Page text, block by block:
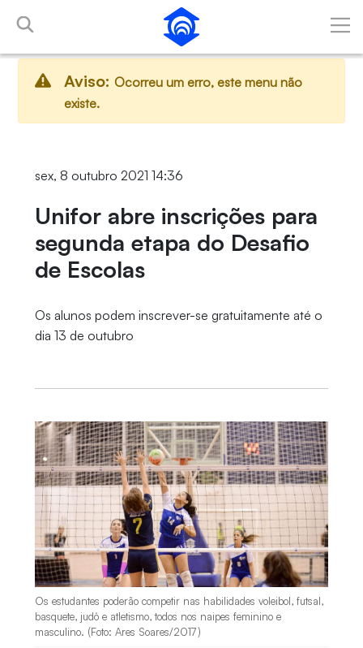
Pular para o Conteúdo principal
Aviso: Ocorreu um erro, este menu não
existe.
sex, 8 outubro 2021 14:36
Unifor abre inscrições para
segunda etapa do Desafio
de Escolas
Os alunos podem inscrever-se gratuitamente até o
dia 13 de outubro
Os estudantes poderão competir nas habilidades voleibol, futsal,
basquete, judô e atletismo, todos nos naipes feminino e
masculino. (Foto: Ares Soares/2017)